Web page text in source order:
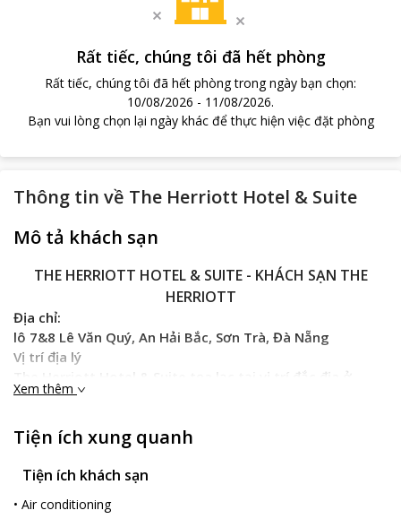
Rất tiếc, chúng tôi đã hết phòng
Rất tiếc, chúng tôi đã hết phòng trong ngày bạn chọn:
10/08/2026 - 11/08/2026.
Bạn vui lòng chọn lại ngày khác để thực hiện việc đặt phòng
Thông tin về The Herriott Hotel & Suite
Mô tả khách sạn
THE HERRIOTT HOTEL & SUITE - KHÁCH SẠN THE
HERRIOTT
Địa chỉ:
lô 7&8 Lê Văn Quý, An Hải Bắc, Sơn Trà, Đà Nẵng
Vị trí địa lý
The Herriott Hotel & Suite tọa lạc tại vị trí đắc địa ở
thành phố Đà Nẵng, cách Cầu Sông Hàn 1.3 km và 1.5 km
cũng cách Bảo tàng Chăm 2.1 km trong khi Công viên
bay quốc tế Đà Nẵng chỉ 5.2 km với 15 phút di chuyển
nhanh chóng.
Xem thêm
Tiện ích xung quanh
Tiện ích khách sạn
• Air conditioning